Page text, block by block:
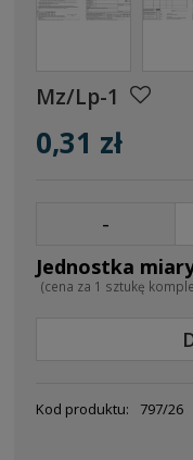
Mz/Lp-1
0,31 zł
-
(cena za 1 sztukę
Kod produktu: 797/26